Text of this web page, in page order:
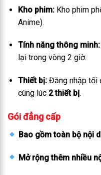
Kho phim:Kho phim
Anime).
Tính năng thông minh:
lại trong vòng 2 giờ.
Thiết bị:Đăng nhập tối
cùng lúc 2 thiết bị.
Gói đẳng cấp
Bao gồm toàn bộ nội
Mở rộng thêm nhiều